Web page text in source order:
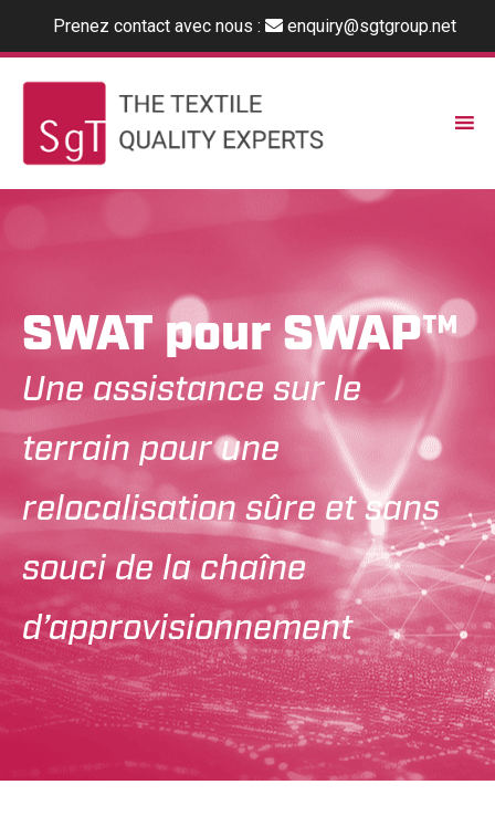
Prenez contact avec nous : enquiry@sgtgroup.net
SWAT pour SWAP™
Une assistance sur le
terrain pour une
relocalisation sûre et sans
souci de la chaîne
d’approvisionnement